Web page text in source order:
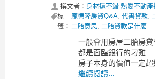
撰文者： 身材還不錯 熱愛不動
標
籤：
龐德隆房貸Q&A, 代書貸款,
二胎意思, 二胎貸款是什麼
一般會用房屋二胎房
都是面臨銀行的刁難
房子本身的價值一定
為何銀行不直接讓你增
繼續閱讀...